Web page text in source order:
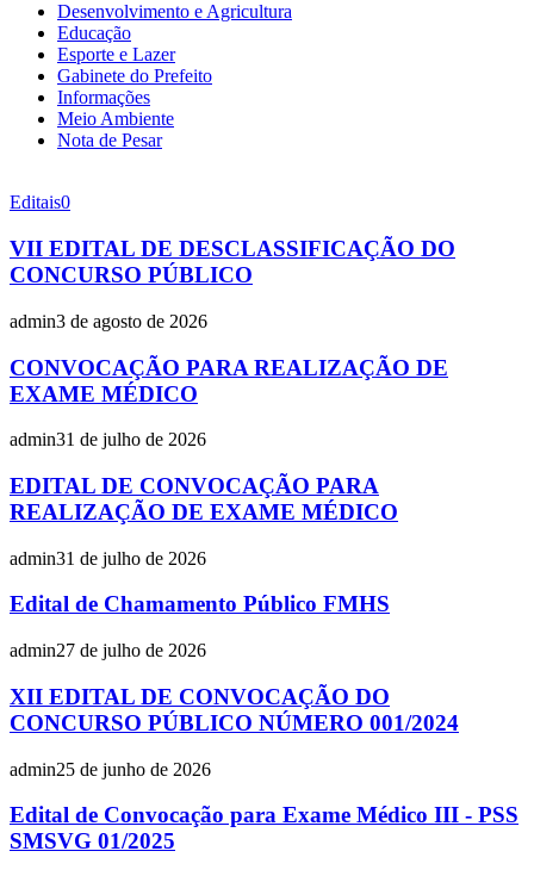
Desenvolvimento e Agricultura
Educação
Esporte e Lazer
Gabinete do Prefeito
Informações
Meio Ambiente
Nota de Pesar
Editais0
VII EDITAL DE DESCLASSIFICAÇÃO DO
CONCURSO PÚBLICO
admin3 de agosto de 2026
CONVOCAÇÃO PARA REALIZAÇÃO DE
EXAME MÉDICO
admin31 de julho de 2026
EDITAL DE CONVOCAÇÃO PARA
REALIZAÇÃO DE EXAME MÉDICO
admin31 de julho de 2026
Edital de Chamamento Público FMHS
admin27 de julho de 2026
XII EDITAL DE CONVOCAÇÃO DO
CONCURSO PÚBLICO NÚMERO 001/2024
admin25 de junho de 2026
Edital de Convocação para Exame Médico III - PSS
SMSVG 01/2025